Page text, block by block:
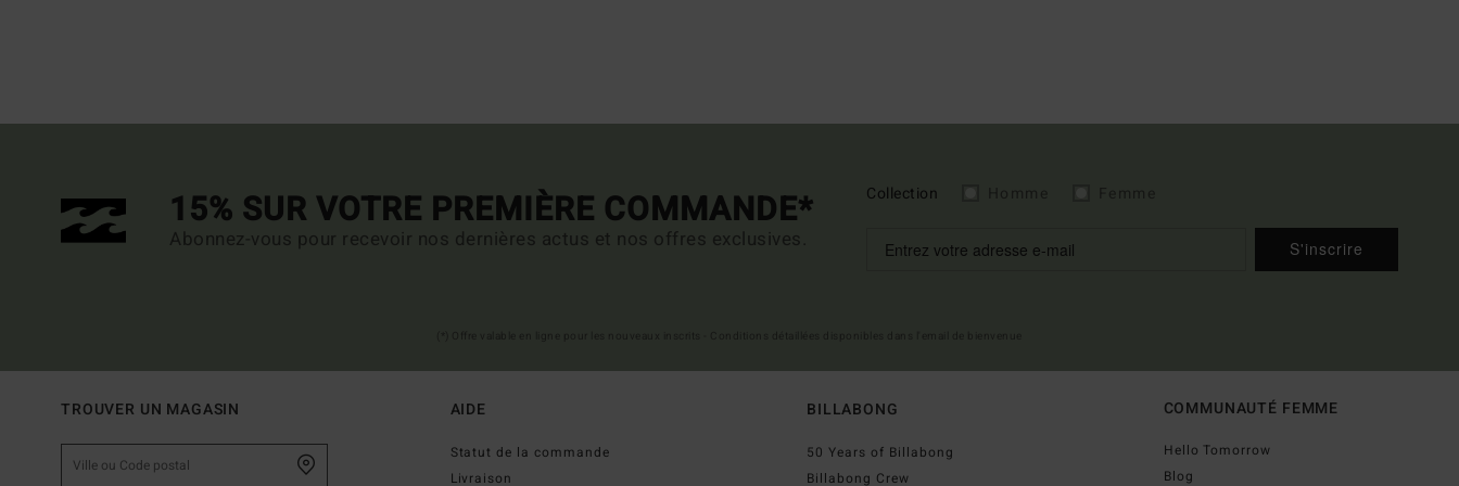
15% SUR VOTRE PREMIÈRE COMMANDE*
Abonnez-vous pour recevoir nos dernières actus et nos offres exclusives.
Collection
S'inscrire
TROUVER UN MAGASIN AIDE
Statut de la commande
Livraison
BILLABONG
50 Years of Billabong
Billabong Crew
COMMUNAUTÉ FEMME
Hello Tomorrow
Blog